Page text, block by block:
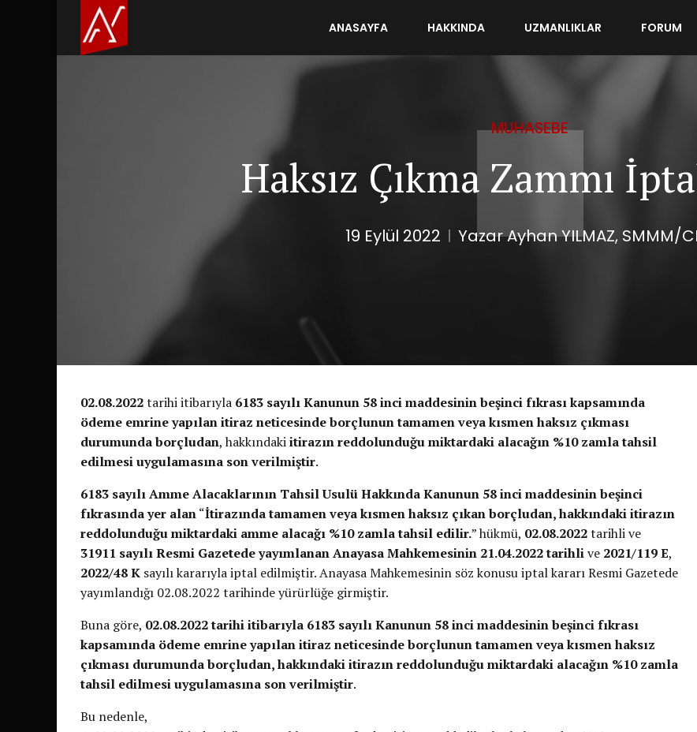
ANASAYFA HAKKINDA UZMANLIKLAR FORUM
MUHASEBE
Haksız Çıkma Zammı
19 Eylül 2022 Yazar Ayhan YILMAZ, SMMM/
02.08.2022tarihi itibarıyla 6183 sayılı Kanunun 58 inci maddesinin beşinci fıkrası kapsamında
ödeme emrine yapılan itiraz neticesinde borçlunun tamamen veya kısmen haksız çıkması
durumunda borçludan, hakkındakiitirazın reddolunduğu miktardaki alacağın %10 zamla tahsil
edilmesi uygulamasına son verilmiştir.
6183 sayılı Amme Alacaklarının Tahsil Usulü Hakkında Kanunun 58 inci maddesinin beşinci
fıkrasında yer alan“İtirazında tamamen veya kısmen haksız çıkan borçludan, hakkındaki itirazın
reddolunduğu miktardaki amme alacağı %10 zamla tahsil edilir.” hükmü, 02.08.2022tarihli ve
31911 sayılı Resmi Gazetede yayımlanan Anayasa Mahkemesinin 21.04.2022 tarihlive 2021/119 E,
2022/48 K sayılı kararıyla iptal edilmiştir. Anayasa Mahkemesinin söz konusu iptal kararı Resmi Gazetede
yayımlandığı 02.08.2022 tarihinde yürürlüğe girmiştir.
Buna göre, 02.08.2022 tarihi itibarıyla 6183 sayılı Kanunun 58 inci maddesinin beşinci fıkrası
kapsamında ödeme emrine yapılan itiraz neticesinde borçlunun tamamen veya kısmen haksız
çıkması durumunda borçludan, hakkındaki itirazın reddolunduğu miktardaki alacağın %10 zamla
tahsil edilmesi uygulamasına son verilmiştir.
Bu nedenle,